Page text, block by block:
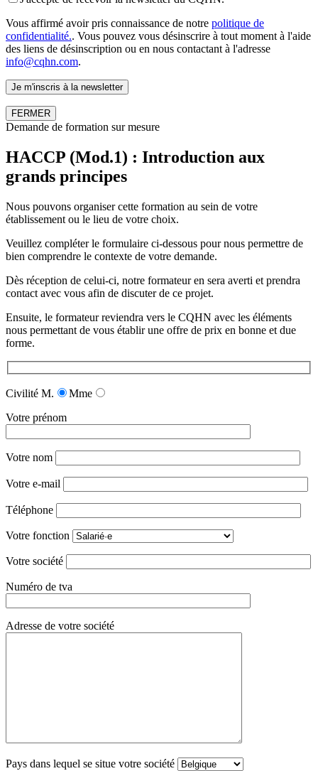
Vous affirmé avoir pris connaissance de notre politique de
confidentialité.. Vous pouvez vous désinscrire à tout moment à l'aide
des liens de désinscription ou en nous contactant à l'adresse
info@cqhn.com.
FERMER
Demande de formation sur mesure
HACCP (Mod.1) : Introduction aux
grands principes
Nous pouvons organiser cette formation au sein de votre
établissement ou le lieu de votre choix.
Veuillez compléter le formulaire ci-dessous pour nous permettre de
bien comprendre le contexte de votre demande.
Dès réception de celui-ci, notre formateur en sera averti et prendra
contact avec vous afin de discuter de ce projet.
Ensuite, le formateur reviendra vers le CQHN avec les éléments
nous permettant de vous établir une offre de prix en bonne et due
forme.
Civilité M.
Mme
Votre prénom
Votre nom
Votre e-mail
Téléphone
Votre fonction
Votre société
Numéro de tva
Adresse de votre société
Pays dans lequel se situe votre société